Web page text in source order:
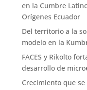
en la Cumbre
Orígenes Ecuador
Del territorio a la
modelo en la
FACES y Rikolto
desarrollo de
Crecimiento que se